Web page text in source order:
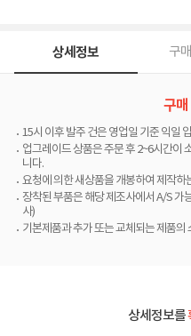
상세정보 구
구
15시 이후 발주 건은 영업일 기준 익일
업그레이드 상품은 주문 후 2~6시간이
니다.
요청에 의한 새상품을 개봉하여 제작
장착된 부품은 해당 제조사에서 A/S 가
사)
기본제품과 추가 또는 교체되는 제품의
상세정보를